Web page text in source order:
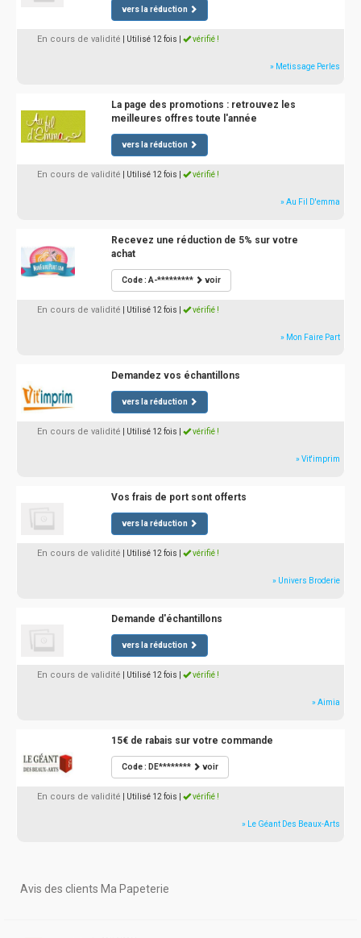
vers la réduction
En cours de validité | Utilisé 12 fois vérifié !
» Metissage Perles
La page des promotions : retrouvez les
meilleures offres toute l'année
vers la réduction
En cours de validité | Utilisé 12 fois vérifié !
» Au Fil D'emma
Recevez une réduction de 5% sur votre
achat
Code : A-********* voir
En cours de validité | Utilisé 12 fois vérifié !
» Mon Faire Part
Demandez vos échantillons
vers la réduction
En cours de validité | Utilisé 12 fois vérifié !
» Vit'imprim
Vos frais de port sont offerts
vers la réduction
En cours de validité | Utilisé 12 fois vérifié !
» Univers Broderie
Demande d'échantillons
vers la réduction
En cours de validité | Utilisé 12 fois vérifié !
» Aimia
15€ de rabais sur votre commande
Code : DE******** voir
En cours de validité | Utilisé 12 fois vérifié !
» Le Géant Des Beaux-Arts
Avis des clients Ma Papeterie